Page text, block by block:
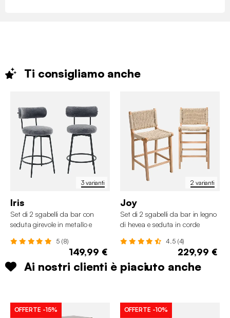
Ti consigliamo anche
3 varianti
Iris
Set di 2 sgabelli da bar con
seduta girevole in metallo e
5 (8)
149,99 €
2 varianti
Joy
Set di 2 sgabelli da bar in legno
di hevea e seduta in corde
4.5 (4)
229,99 €
Ai nostri clienti è piaciuto anche
OFFERTE -15% OFFERTE -10%